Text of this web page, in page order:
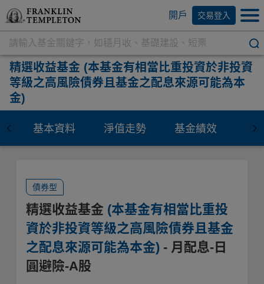
開戶 交易登入
精選收益基金 (本基金有相當比重投資於非投資
等級之高風險債券且基金之配息來源可能為本
金)
基本資料 淨值走勢 基金績效 資
債券型
精選收益基金 (本基金有相當比重投
資於非投資等級之高風險債券且基金
之配息來源可能為本金) - 月配息-日
圓避險-A股